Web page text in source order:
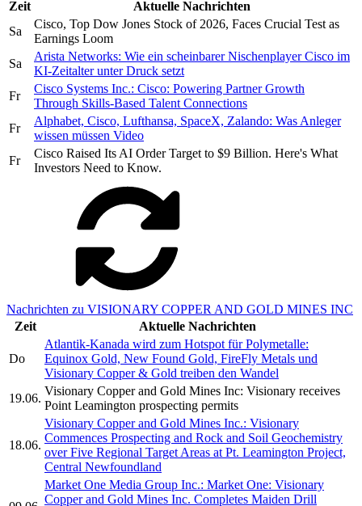
Zeit
Aktuelle Nachrichten
Sa
Cisco, Top Dow Jones Stock of 2026, Faces Crucial Test as
Earnings Loom
Sa
Arista Networks: Wie ein scheinbarer Nischenplayer Cisco im
KI-Zeitalter unter Druck setzt
Fr
Cisco Systems Inc.: Cisco: Powering Partner Growth
Through Skills-Based Talent Connections
Fr
Alphabet, Cisco, Lufthansa, SpaceX, Zalando: Was Anleger
wissen müssen Video
Fr
Cisco Raised Its AI Order Target to $9 Billion. Here's What
Investors Need to Know.
Nachrichten zu VISIONARY COPPER AND GOLD MINES INC
Zeit
Aktuelle Nachrichten
Do
Atlantik-Kanada wird zum Hotspot für Polymetalle:
Equinox Gold, New Found Gold, FireFly Metals und
Visionary Copper & Gold treiben den Wandel
19.06.
Visionary Copper and Gold Mines Inc: Visionary receives
Point Leamington prospecting permits
18.06.
Visionary Copper and Gold Mines Inc.: Visionary
Commences Prospecting and Rock and Soil Geochemistry
over Five Regional Target Areas at Pt. Leamington Project,
Central Newfoundland
Market One Media Group Inc.: Market One: Visionary
Copper and Gold Mines Inc. Completes Maiden Drill